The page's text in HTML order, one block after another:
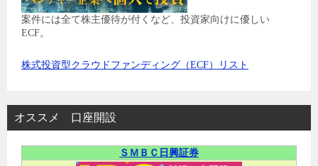
案件には全て株主優待が付くなど、投資家向けに優しい
ECF。
株式投資型クラウドファンディング（ECF）リスト
オススメ 口座開設
ＳＭＢＣ日興証券